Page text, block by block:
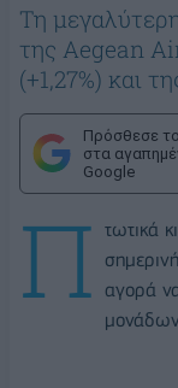
Τη
της Aegean
(+1,27%) και
Πρόσθεσε το
στα
Google
Π τωτικά
αγορά